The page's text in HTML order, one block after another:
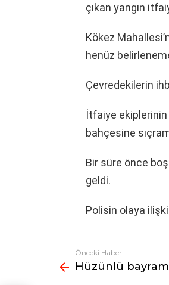
çıkan yangın
Kökez
henüz
Çevredekilerin
İtfaiye ekiplerinin
bahçesine
Bir süre önce
geldi.
Polisin olaya
Fazlasına
bak
Önceki Haber
Hüzünlü bayram